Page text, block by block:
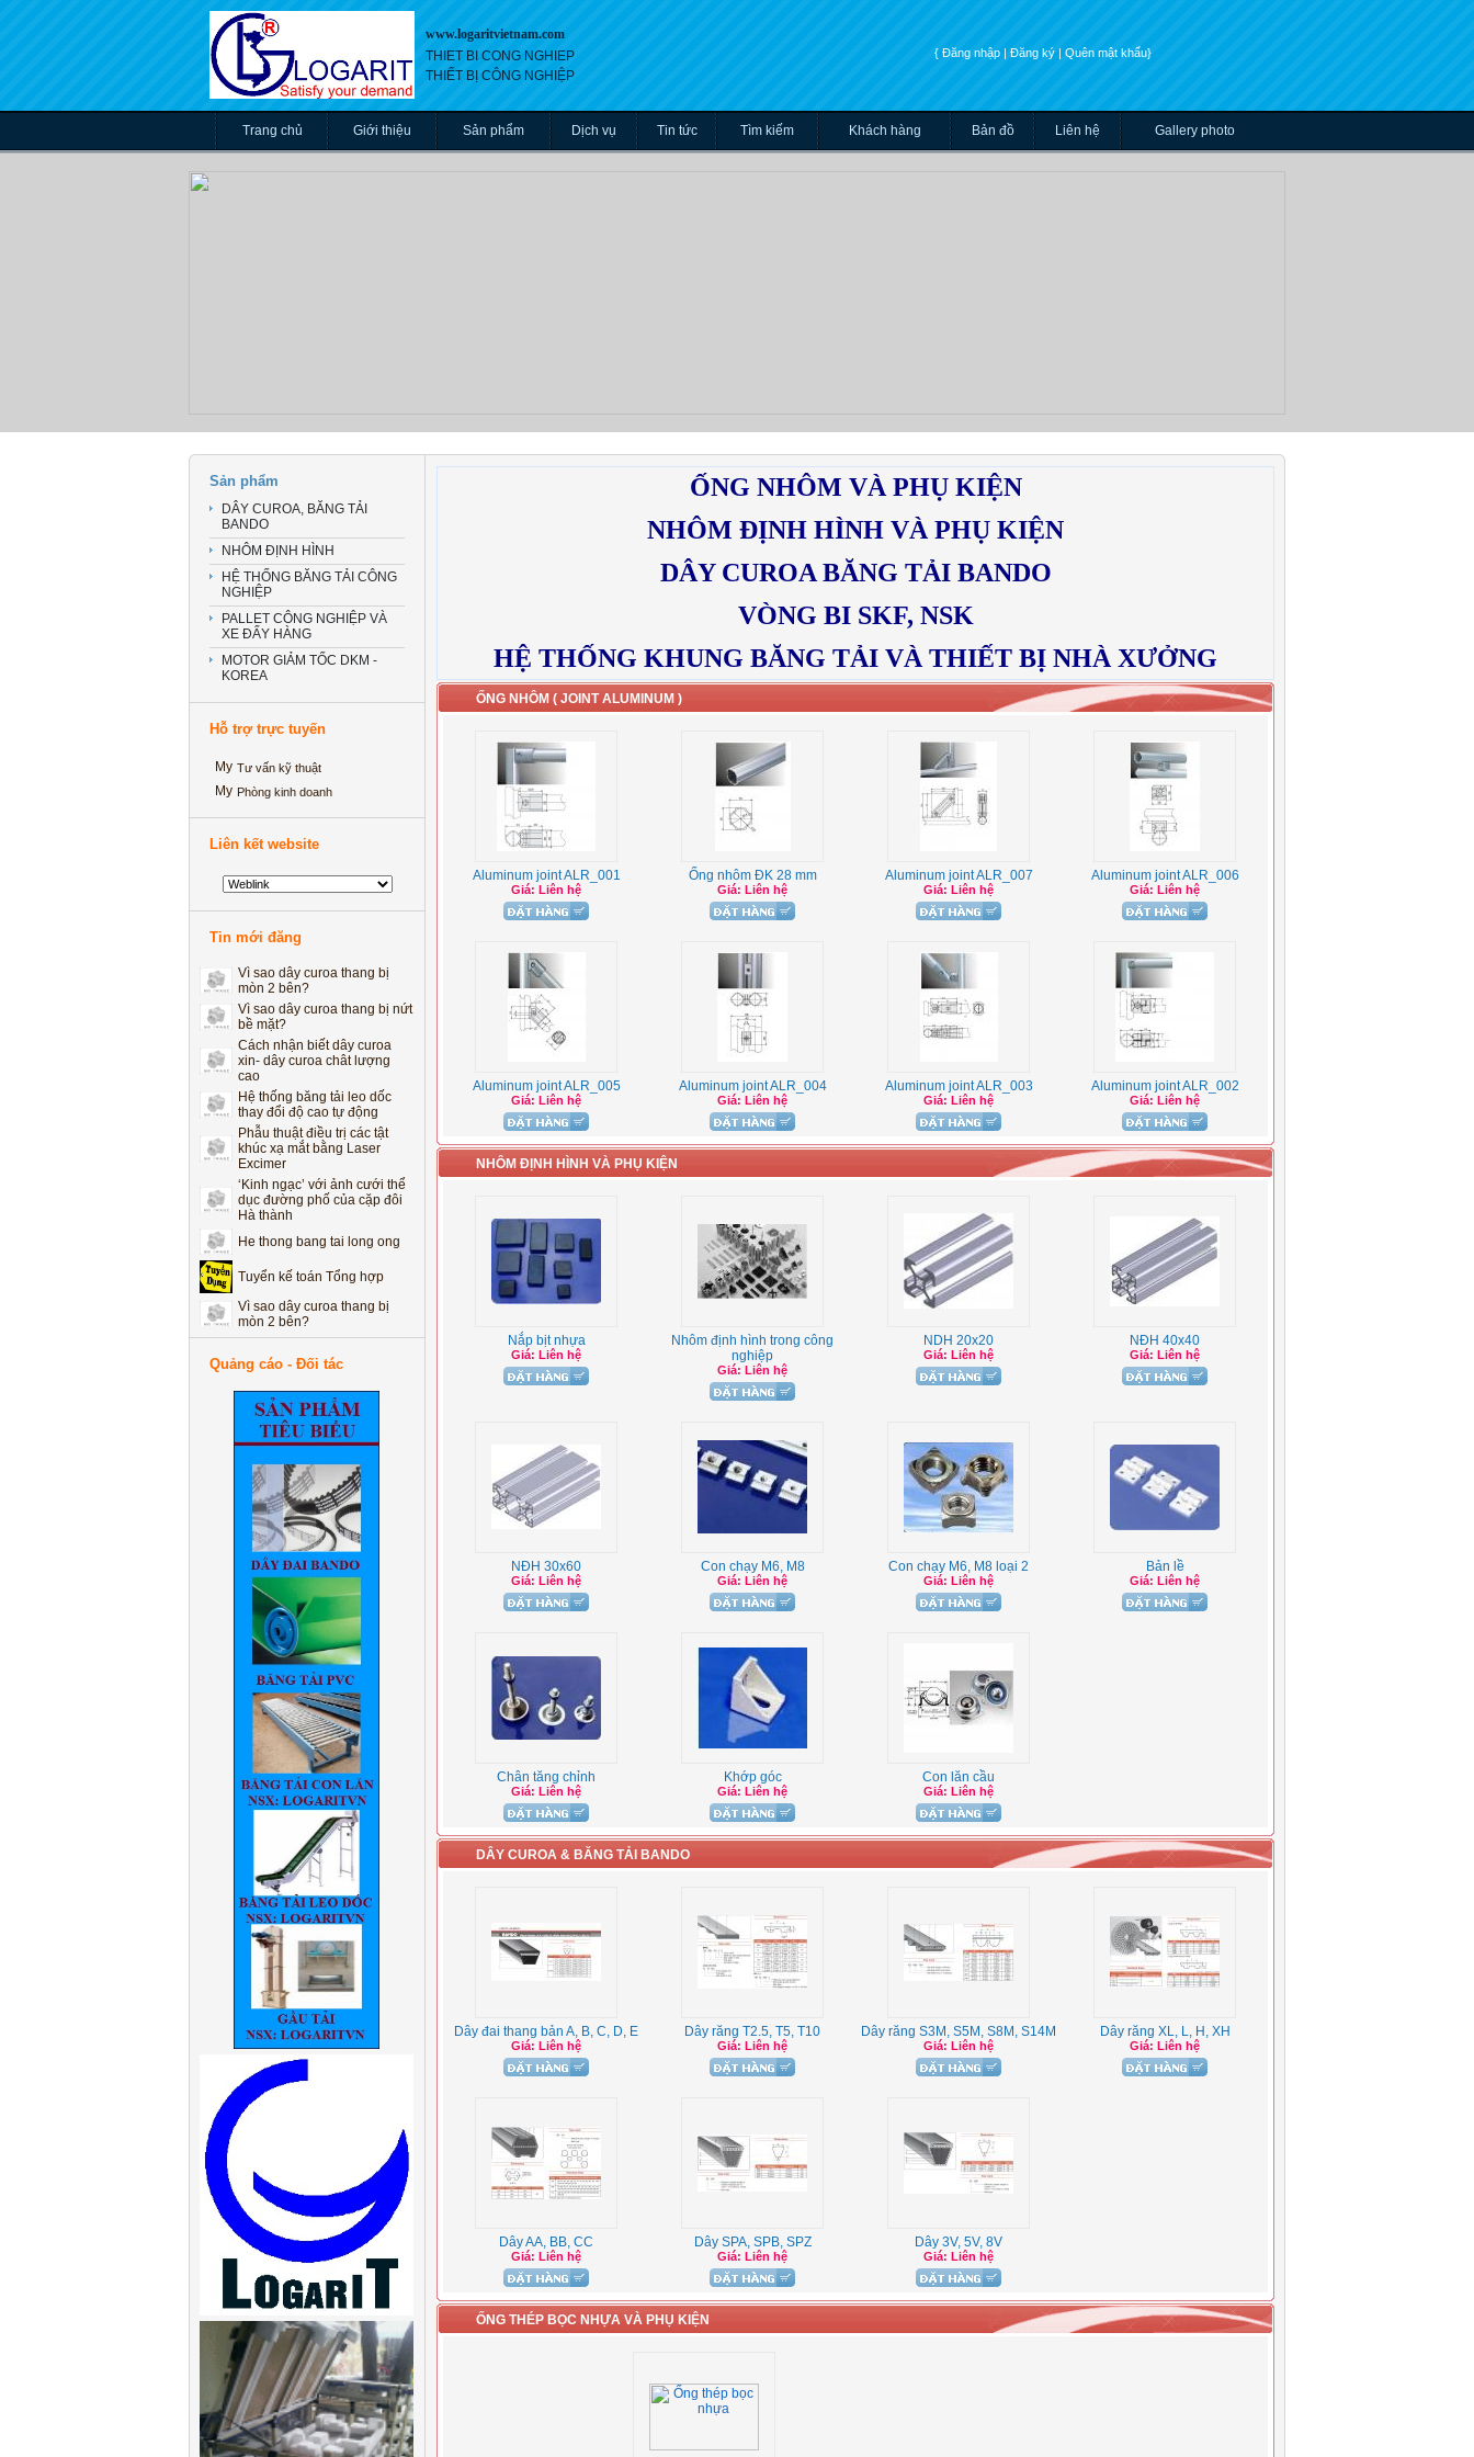
www.logaritvietnam.com
THIET BI CONG NGHIEP
THIẾT BỊ CÔNG NGHIỆP
{ Đăng nhập | Đăng ký | Quên mật khẩu}
Trang chủ Giới thiệu Sản phẩm Dịch vụ Tin tức Tìm kiếm Khách hàng Bản đồ Liên hệ Gallery photo
Sản phẩm
DÂY CUROA, BĂNG TẢI
BANDO
NHÔM ĐỊNH HÌNH
HỆ THỐNG BĂNG TẢI CÔNG
NGHIỆP
PALLET CÔNG NGHIỆP VÀ
XE ĐẨY HÀNG
MOTOR GIẢM TỐC DKM -
KOREA
Hỗ trợ trực tuyến
Tư vấn kỹ thuật
Phòng kinh doanh
Liên kết website
Tin mới đăng
‘Kinh ngạc’ với ảnh cưới thể
Hà thành
Tuyển kế toán Tổng hợp
Vì sao dây curoa thang bị
mòn 2 bên?
Vì sao dây curoa thang bị nứt
bề mặt?
Cách nhận biết dây curoa
xin- dây curoa chât lượng
cao
Hệ thống băng tải leo dốc
thay đổi độ cao tự động
Phẫu thuật điều trị các tật
khúc xạ mắt bằng Laser
Excimer
‘Kinh ngạc’ với ảnh cưới thể
dục đường phố của cặp đôi
Hà thành
Tuyển kế toán Tổng hợp
Vì sao dây curoa thang bị
mòn 2 bên?
Cách nhận biết dây curoa
cao
Hệ thống băng tải leo dốc
thay đổi độ cao tự động
khúc xạ mắt bằng Laser
Excimer
Quảng cáo - Đối tác
ỐNG NHÔM VÀ PHỤ KIỆN
NHÔM ĐỊNH HÌNH VÀ PHỤ KIỆN
DÂY CUROA BĂNG TẢI BANDO
VÒNG BI SKF, NSK
HỆ THỐNG KHUNG BĂNG TẢI VÀ THIẾT BỊ NHÀ XƯỞNG
ỐNG NHÔM ( JOINT ALUMINUM )
Aluminum joint ALR_001
Giá: Liên hệ
Ống nhôm ĐK 28 mm
Giá: Liên hệ
Aluminum joint ALR_007
Giá: Liên hệ
Aluminum joint ALR_006
Giá: Liên hệ
Aluminum joint ALR_005
Giá: Liên hệ
Aluminum joint ALR_004
Giá: Liên hệ
Aluminum joint ALR_003
Giá: Liên hệ
Aluminum joint ALR_002
Giá: Liên hệ
NHÔM ĐỊNH HÌNH VÀ PHỤ KIỆN
Nắp bịt nhựa
Giá: Liên hệ
Nhôm định hình trong công
nghiệp
Giá: Liên hệ
NDH 20x20
Giá: Liên hệ
NĐH 40x40
Giá: Liên hệ
NĐH 30x60
Giá: Liên hệ
Con chạy M6, M8
Giá: Liên hệ
Con chạy M6, M8 loại 2
Giá: Liên hệ
Bản lề
Giá: Liên hệ
Chân tăng chỉnh
Giá: Liên hệ
Khớp góc
Giá: Liên hệ
Con lăn cầu
Giá: Liên hệ
DÂY CUROA & BĂNG TẢI BANDO
Dây đai thang bản A, B, C, D, E
Giá: Liên hệ
Dây răng T2.5, T5, T10
Giá: Liên hệ
Dây răng S3M, S5M, S8M, S14M
Giá: Liên hệ
Dây răng XL, L, H, XH
Giá: Liên hệ
Dây AA, BB, CC
Giá: Liên hệ
Dây SPA, SPB, SPZ
Giá: Liên hệ
Dây 3V, 5V, 8V
Giá: Liên hệ
ỐNG THÉP BỌC NHỰA VÀ PHỤ KIỆN